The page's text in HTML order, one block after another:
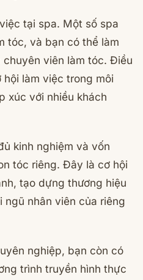
tại spa. Một số spa
tóc, và bạn có thể làm
viên làm tóc. Điều
làm việc trong môi
xúc với nhiều khách
kinh nghiệm và vốn
tóc riêng. Đây là cơ hội
tạo dựng thương hiệu
nhân viên của riêng
nghiệp, bạn còn có
trình truyền hình thực